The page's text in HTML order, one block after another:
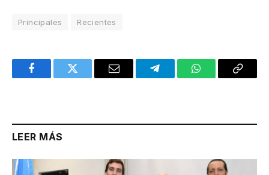
Principales Recientes
FacebookTwitter Email TelegramWhatsAppCopy
LEER MÁS